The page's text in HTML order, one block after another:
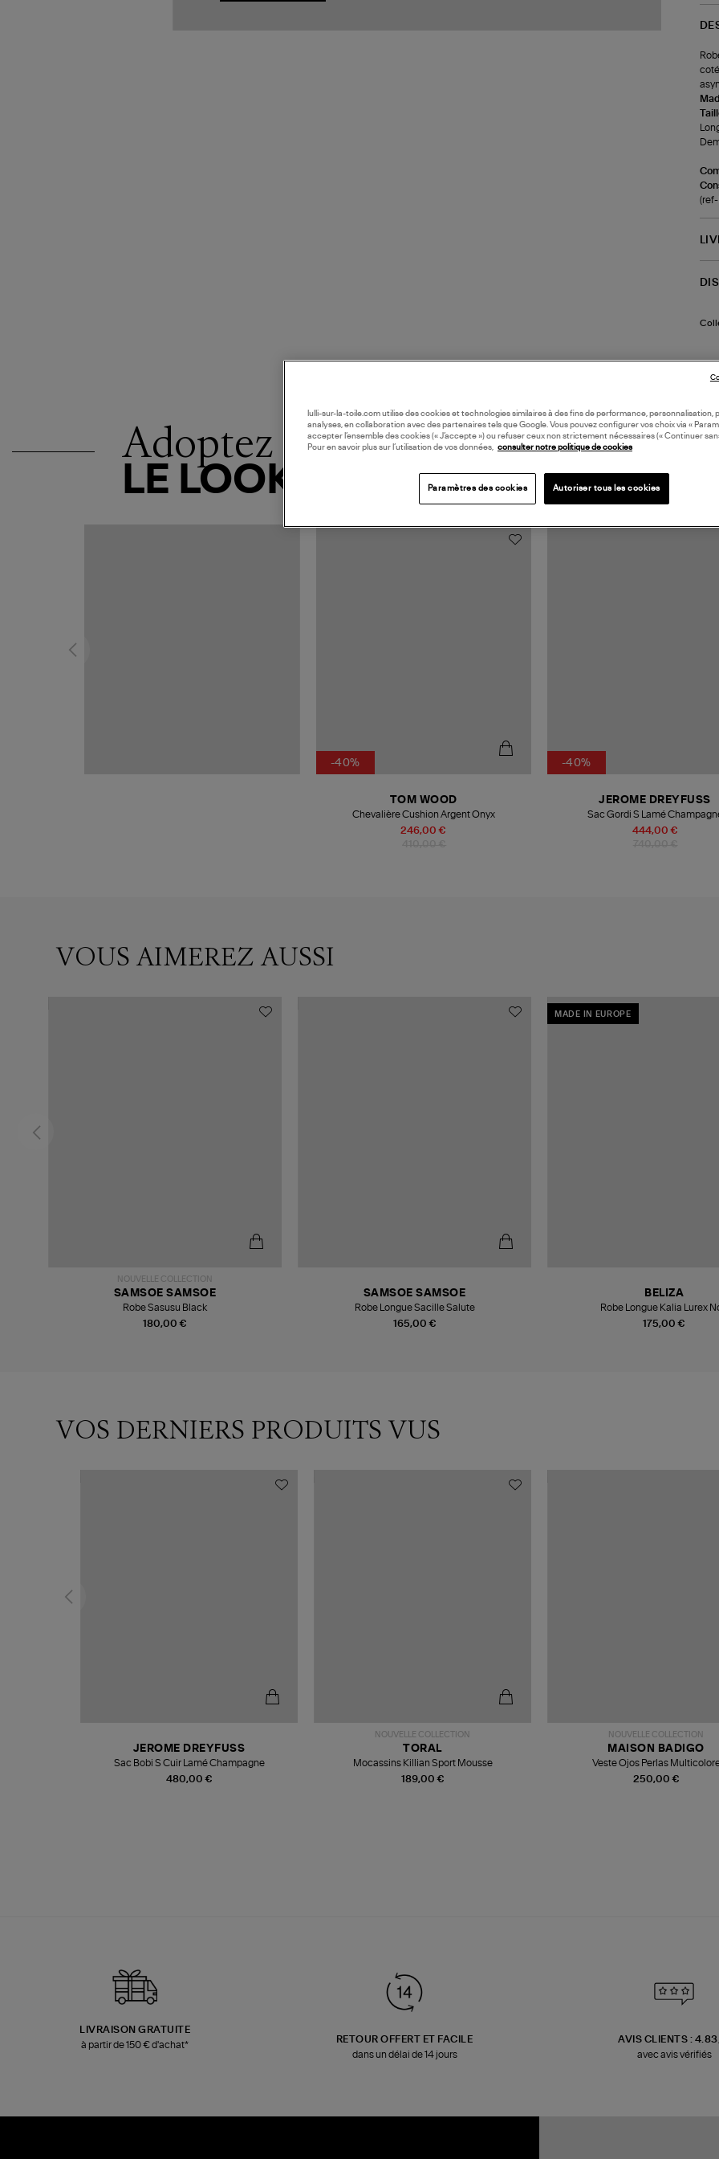
Adoptez
LE LOOK
-40%
246,00 €
TOM WOOD
Chevalière Cushion Argent Onyx
-40%
444,00 €
JEROME DREYFUSS
Sac Gordi S Lamé
VOUS AIMEREZ AUSSI
NOUVELLE COLLECTION
180,00 €
SAMSOE SAMSOE
Robe Sasusu Black
165,00 €
SAMSOE SAMSOE
Robe Longue Sacille Salute
MADE IN EUROPE
175,00 €
BELIZA
Robe Longue Kalia Lurex
VOS DERNIERS PRODUITS VUS
480,00 €
JEROME DREYFUSS
Sac Bobi S Cuir Lamé Champagne
NOUVELLE COLLECTION
189,00 €
TORAL
Mocassins Killian Sport Mousse
NOUVELLE COLLECTION
250,00 €
MAISON BADIGO
Veste Ojos Perlas
LIVRAISON GRATUITE
à partir de 150 € d'achat*
RETOUR OFFERT ET FACILE
dans un délai de 14 jours
AVIS CLIENTS :
avec avis vérifiés
lulli-sur-la-toile.com utilise des cookies et technologies similaires à des fins de performance, personnalisation,
analyses, en collaboration avec des partenaires tels que Google. Vous pouvez configurer vos choix via «
accepter l’ensemble des cookies (« J’accepte ») ou refuser ceux non strictement nécessaires (« Continuer
Pour en savoir plus sur l’utilisation de vos données, consulter notre politique de cookies
Paramètres des cookies Autoriser tous les cookies